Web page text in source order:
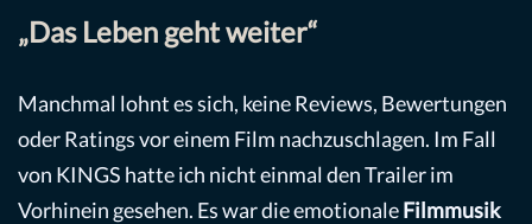
„Das Leben geht weiter“
Manchmal lohnt es sich, keine Reviews, Bewertungen
oder Ratings vor einem Film nachzuschlagen. Im Fall
von KINGS hatte ich nicht einmal den Trailer im
Vorhinein gesehen. Es war die emotionaleFilmmusik